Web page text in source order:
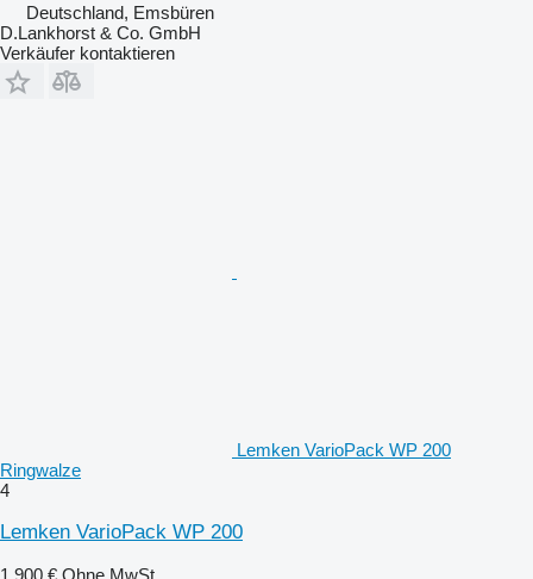
Deutschland, Emsbüren
D.Lankhorst & Co. GmbH
Verkäufer kontaktieren
Lemken VarioPack WP 200
Ringwalze
4
Lemken VarioPack WP 200
1.900 € Ohne MwSt.